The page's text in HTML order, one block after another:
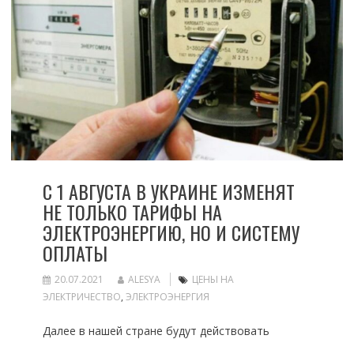
С 1 АВГУСТА В УКРАИНЕ ИЗМЕНЯТ
НЕ ТОЛЬКО ТАРИФЫ НА
ЭЛЕКТРОЭНЕРГИЮ, НО И СИСТЕМУ
ОПЛАТЫ
20.07.2021 ALESYA
ЦЕНЫ НА
ЭЛЕКТРИЧЕСТВО, ЭЛЕКТРОЭНЕРГИЯ
Далее в нашей стране будут действовать